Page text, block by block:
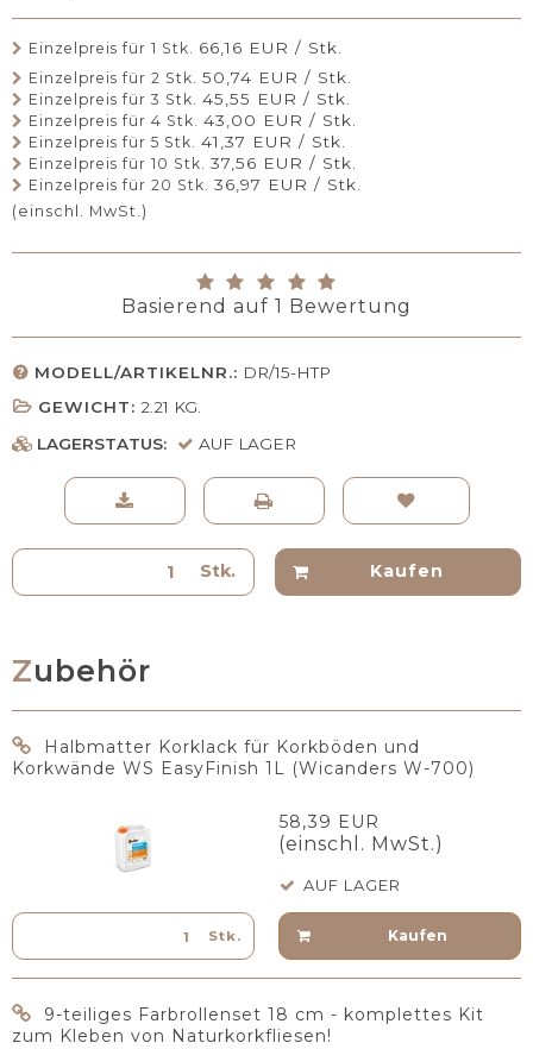
Einzelpreis für 1 Stk. 66,16 EUR / Stk.
Einzelpreis für 2 Stk. 50,74 EUR / Stk.
Einzelpreis für 3 Stk. 45,55 EUR / Stk.
Einzelpreis für 4 Stk. 43,00 EUR / Stk.
Einzelpreis für 5 Stk. 41,37 EUR / Stk.
Einzelpreis für 10 Stk. 37,56 EUR / Stk.
Einzelpreis für 20 Stk. 36,97 EUR / Stk.
(einschl. MwSt.)
Basierend auf 1 Bewertung
MODELL/ARTIKELNR.: DR/15-HTP
GEWICHT: 2.21 KG.
LAGERSTATUS:
AUF LAGER
Stk. Kaufen
Zubehör
Halbmatter Korklack für Korkböden und
Korkwände WS EasyFinish 1L (Wicanders W-700)
58,39 EUR
(einschl. MwSt.)
AUF LAGER
Stk. Kaufen
9-teiliges Farbrollenset 18 cm - komplettes Kit
zum Kleben von Naturkorkfliesen!